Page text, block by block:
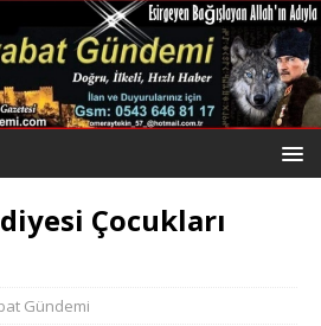
Çocukları
Gündemi